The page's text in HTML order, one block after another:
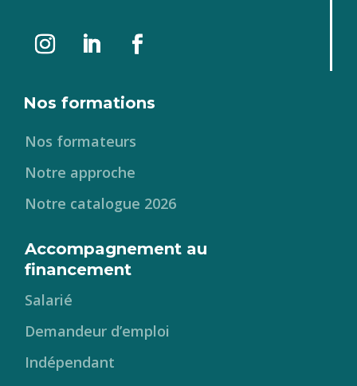
Nos formations
Nos formateurs
Notre approche
Notre catalogue 2026
Accompagnement au
financement
Salarié
Demandeur d’emploi
Indépendant